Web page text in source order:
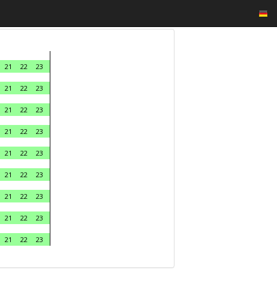
21 22
23
21 22
23
21 22
23
21 22
23
21 22
23
21 22
23
21 22
23
21 22
23
21 22
23